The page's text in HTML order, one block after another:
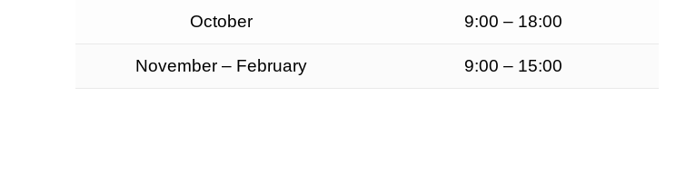
October 9:00 – 18:00
November – February 9:00 – 15:00